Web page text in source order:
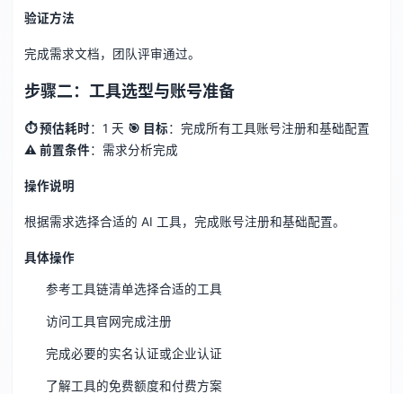
验证方法
完成需求文档，团队评审通过。
步骤二：工具选型与账号准备
⏱ 预估耗时：1 天 🎯 目标：完成所有工具账号注册和基础配置
⚠️ 前置条件：需求分析完成
操作说明
根据需求选择合适的 AI 工具，完成账号注册和基础配置。
具体操作
参考工具链清单选择合适的工具
访问工具官网完成注册
完成必要的实名认证或企业认证
了解工具的免费额度和付费方案